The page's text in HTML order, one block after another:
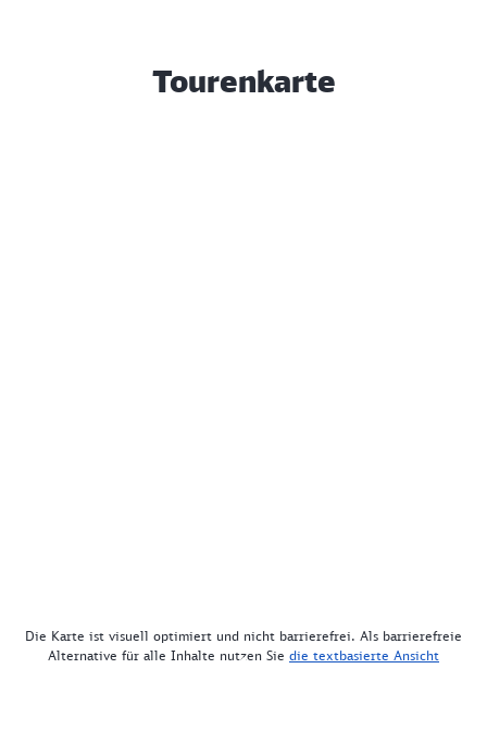
Tourenkarte
Die Karte ist visuell optimiert und nicht barrierefrei. Als barrierefreie
Alternative für alle Inhalte nutzen Sie die textbasierte Ansicht